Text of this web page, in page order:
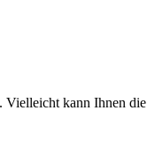
Vielleicht kann Ihnen